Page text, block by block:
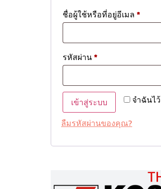
ชื่อผู้ใช้หรือที่อยู่อีเมล *
รหัสผ่าน*
จำฉันไว้
เข้าสู่ระบบ
ลืมรหัสผ่านของคุณ?